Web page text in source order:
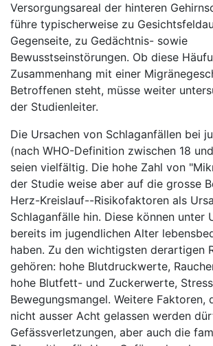
Versorgungsareal der hinteren
führe typischerweise zu
Gegenseite, zu Gedächtnis- sowie
Bewusstseinstörungen. Ob diese
Zusammenhang mit einer
Betroffenen steht, müsse weiter
der Studienleiter.
Die Ursachen von Schlaganfällen bei
(nach WHO-Definition zwischen 18
seien vielfältig. Die hohe Zahl von
der Studie weise aber auf die grosse
Herz-Kreislauf--Risikofaktoren als
Schlaganfälle hin. Diese können unter
bereits im jugendlichen Alter
haben. Zu den wichtigsten derartigen
gehören: hohe Blutdruckwerte,
hohe Blutfett- und Zuckerwerte,
Bewegungsmangel. Weitere Faktoren,
nicht ausser Acht gelassen werden
Gefässverletzungen, aber auch die